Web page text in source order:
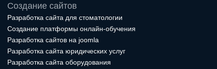
Создание сайтов
Разработка сайта для стоматологии
Создание платформы онлайн-обучения
Разработка сайтов на joomla
Разработка сайта юридических услуг
Разработка сайта оборудования